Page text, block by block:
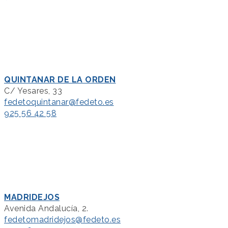
QUINTANAR DE LA ORDEN
C/ Yesares, 33
fedetoquintanar@fedeto.es
925 56 42 58
MADRIDEJOS
Avenida Andalucía, 2.
fedetomadridejos@fedeto.es